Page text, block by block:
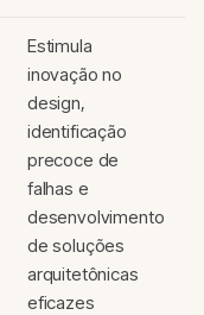
Estimula
inovação no
design,
identificação
precoce de
falhas e
desenvolvimento
de soluções
arquitetônicas
eficazes